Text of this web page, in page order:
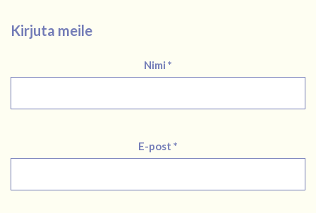
Kirjuta meile
Nimi *
E-post *